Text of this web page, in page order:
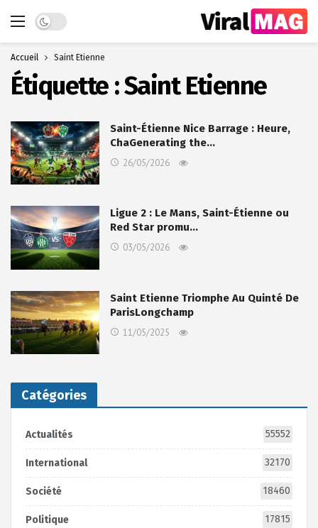
Dark mode
Accueil Saint Etienne
Étiquette :Saint Etienne
Saint-Étienne Nice Barrage : Heure,
ChaGenerating the…
26/05/2026
Ligue 2 : Le Mans, Saint-Étienne ou
Red Star promu…
03/05/2026
Saint Etienne Triomphe Au Quinté De
ParisLongchamp
11/05/2025
Catégories
Actualités 55552
International 32170
Société 18460
Politique 17815